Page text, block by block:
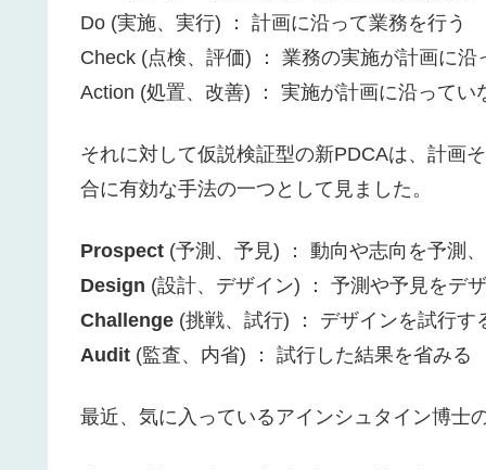
Do (実施、実行) ： 計画に沿って業務を行う
Check (点検、評価) ： 業務の実施が計画に
Action (処置、改善) ： 実施が計画に沿ってい
それに対して仮説検証型の新PDCAは、計画
合に有効な手法の一つとして見ました。
Prospect (予測、予見) ： 動向や志向を予測
Design (設計、デザイン) ： 予測や予見をデ
Challenge (挑戦、試行) ： デザインを試行す
Audit (監査、内省) ： 試行した結果を省みる
最近、気に入っているアインシュタイン博士